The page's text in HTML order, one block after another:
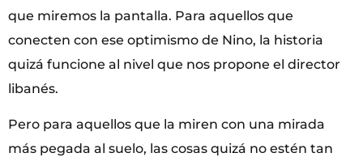
que miremos la pantalla. Para aquellos que
conecten con ese optimismo de Nino, la historia
quizá funcione al nivel que nos propone el director
libanés.
Pero para aquellos que la miren con una mirada
más pegada al suelo, las cosas quizá no estén tan